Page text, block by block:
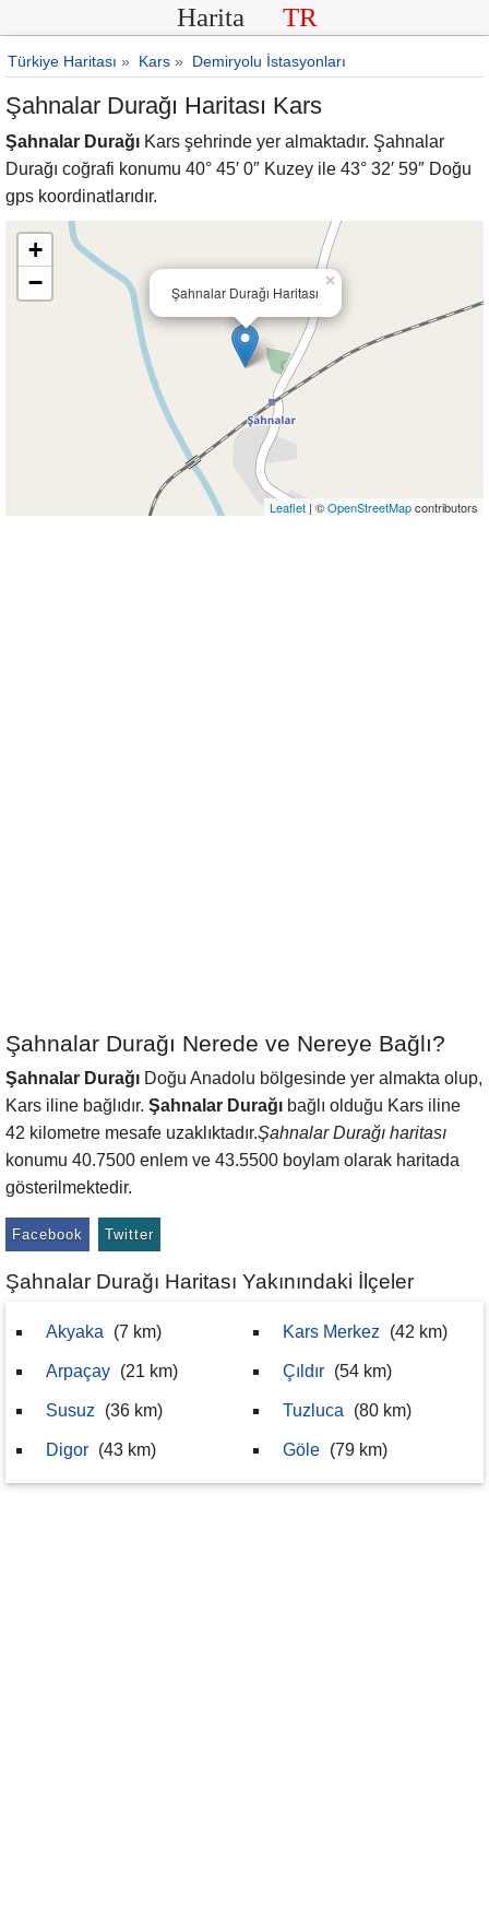
Harita TR
Türkiye Haritası » Kars » Demiryolu İstasyonları
Şahnalar Durağı Haritası Kars
Şahnalar Durağı Kars şehrinde yer almaktadır. Şahnalar
Durağı coğrafi konumu 40° 45′ 0″ Kuzey ile 43° 32′ 59″ Doğu
gps koordinatlarıdır.
Şahnalar Durağı Haritası
×
+
−
Leaflet | ©OpenStreetMapcontributors
Şahnalar Durağı Nerede ve Nereye Bağlı?
Şahnalar Durağı Doğu Anadolu bölgesinde yer almakta olup,
Kars iline bağlıdır. Şahnalar Durağı bağlı olduğu Kars iline
42 kilometre mesafe uzaklıktadır.Şahnalar Durağı haritası
konumu 40.7500 enlem ve 43.5500 boylam olarak haritada
gösterilmektedir.
Facebook Twitter
Şahnalar Durağı Haritası Yakınındaki İlçeler
Akyaka (7 km)
Arpaçay (21 km)
Susuz (36 km)
Digor (43 km)
Kars Merkez (42 km)
Çıldır (54 km)
Tuzluca (80 km)
Göle (79 km)